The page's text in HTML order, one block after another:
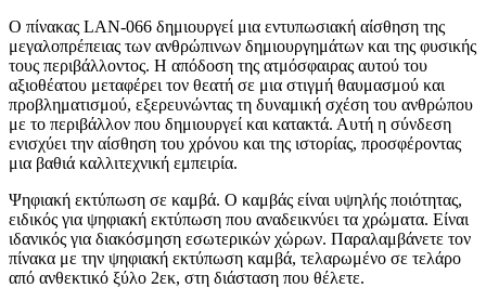
Ο πίνακας LAN-066 δημιουργεί μια εντυπωσιακή αίσθηση της
μεγαλοπρέπειας των ανθρώπινων δημιουργημάτων και της φυσικής
τους περιβάλλοντος. Η απόδοση της ατμόσφαιρας αυτού του
αξιοθέατου μεταφέρει τον θεατή σε μια στιγμή θαυμασμού και
προβληματισμού, εξερευνώντας τη δυναμική σχέση του ανθρώπου
με το περιβάλλον που δημιουργεί και κατακτά. Αυτή η σύνδεση
ενισχύει την αίσθηση του χρόνου και της ιστορίας, προσφέροντας
μια βαθιά καλλιτεχνική εμπειρία.
Ψηφιακή εκτύπωση σε καμβά. Ο καμβάς είναι υψηλής ποιότητας,
ειδικός για ψηφιακή εκτύπωση που αναδεικνύει τα χρώματα. Είναι
ιδανικός για διακόσμηση εσωτερικών χώρων. Παραλαμβάνετε τον
πίνακα με την ψηφιακή εκτύπωση καμβά, τελαρωμένο σε τελάρο
από ανθεκτικό ξύλο 2εκ, στη διάσταση που θέλετε.